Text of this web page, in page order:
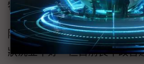
特爾的關鍵。
陳立武日前接受CNBC專訪坦
狀況並不好，但目前良率改善